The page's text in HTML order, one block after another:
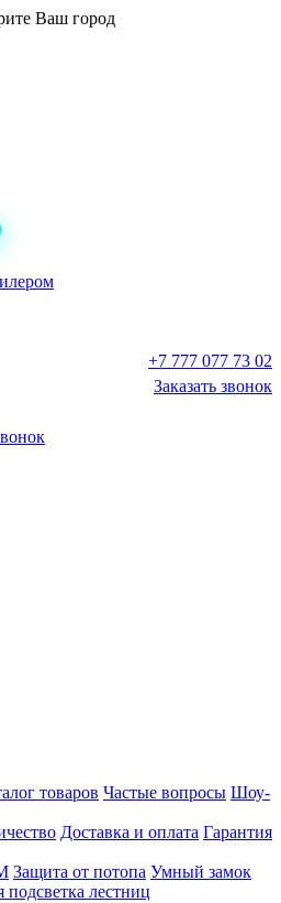
Ваш город
+7 777 077 73 02
Заказать звонок
товаров Частые вопросы Шоу-
Доставка и оплата Гарантия
Защита от потопа Умный замок
подсветка лестниц